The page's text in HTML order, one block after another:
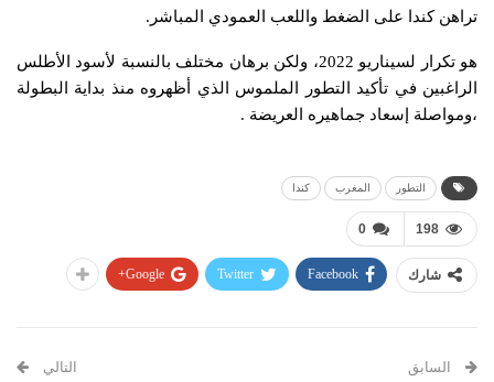
تراهن كندا على الضغط واللعب العمودي المباشر.
​هو تكرار لسيناريو 2022، ولكن برهان مختلف بالنسبة لأسود الأطلس
الراغبين في تأكيد التطور الملموس الذي أظهروه منذ بداية البطولة
،ومواصلة إسعاد جماهيره العريضة .
التطور المغرب كندا
0 198
شارك Facebook
Twitter
Google+
السابق التالي